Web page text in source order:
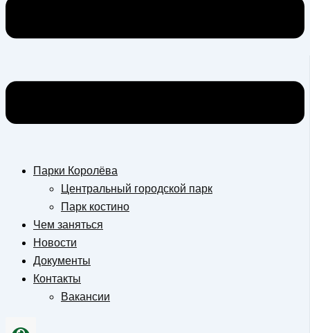
Парки Королёва
Центральный городской парк
Парк костино
Чем заняться
Новости
Документы
Контакты
Вакансии